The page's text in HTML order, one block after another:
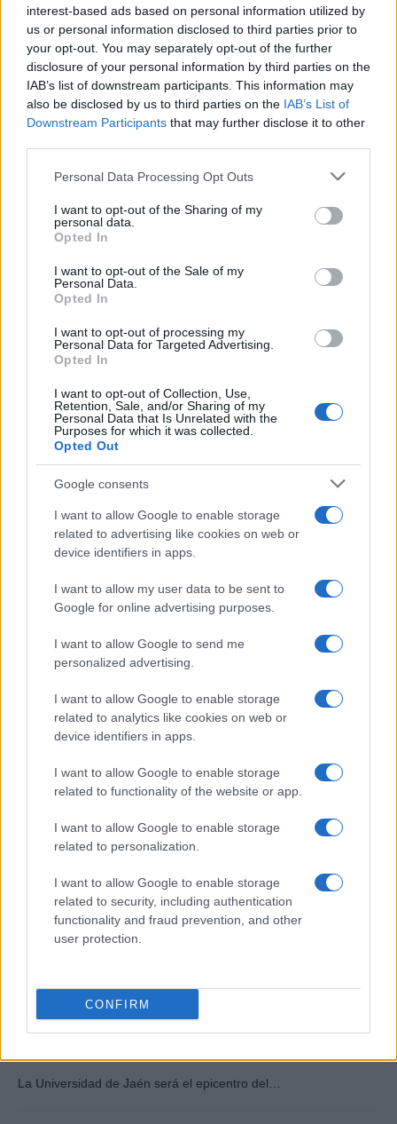
interest-based ads based on personal information utilized by
us or personal information disclosed to third parties prior to
your opt-out. You may separately opt-out of the further
disclosure of your personal information by third parties on the
IAB’s list of downstream participants. This information may
also be disclosed by us to third parties on the IAB’s List of
Downstream Participants that may further disclose it to other
Please note that this website/app uses one or more Google
not limited to your visit or usage behaviour. You may click to
grant or deny consent to Google and its third-party tags to
use your data for below specified purposes in below Google
consent section.
Personal Data Processing Opt Outs
I want to opt-out of the Sharing of my
personal data.
Opted In
I want to opt-out of the Sale of my
Personal Data.
Opted In
I want to opt-out of processing my
Personal Data for Targeted Advertising.
Opted In
I want to opt-out of Collection, Use,
Retention, Sale, and/or Sharing of my
Personal Data that Is Unrelated with the
Purposes for which it was collected.
Opted Out
Google consents
I want to allow Google to enable storage
related to advertising like cookies on web or
device identifiers in apps.
I want to allow my user data to be sent to
Google for online advertising purposes.
I want to allow Google to send me
personalized advertising.
I want to allow Google to enable storage
related to analytics like cookies on web or
device identifiers in apps.
I want to allow Google to enable storage
related to functionality of the website or app.
I want to allow Google to enable storage
related to personalization.
I want to allow Google to enable storage
related to security, including authentication
functionality and fraud prevention, and other
user protection.
CONFIRM
Productos locales y más vuelos: Binter
refuerza su apuesta por Canarias
Binter no solo conecta las islas, sino que…
internacionales paso a paso
Domina el arte de evaluar fuentes y mapas,…
INTERNACIONAL
Corte Penal Internacional: cómo funciona
y su impacto global
Jornadas Nacionales de Movilidad
La Universidad de Jaén será el epicentro del…